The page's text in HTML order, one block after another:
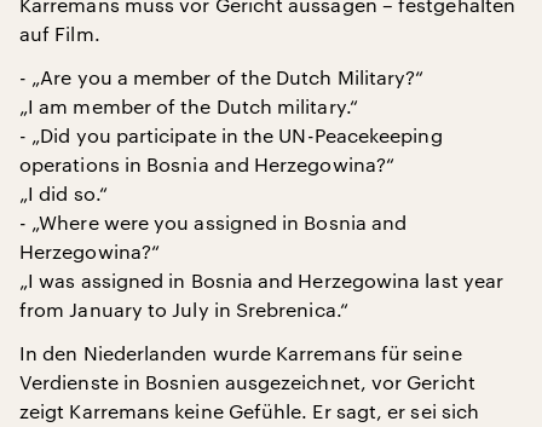
auf Film.
- „Are you a member of the Dutch Military?“
„I am member of the Dutch military.“
- „Did you participate in the UN-Peacekeeping
operations in Bosnia and Herzegowina?“
„I did so.“
- „Where were you assigned in Bosnia and
Herzegowina?“
„I was assigned in Bosnia and Herzegowina last year
from January to July in Srebrenica.“
In den Niederlanden wurde Karremans für seine
Verdienste in Bosnien ausgezeichnet, vor Gericht
zeigt Karremans keine Gefühle. Er sagt, er sei sich